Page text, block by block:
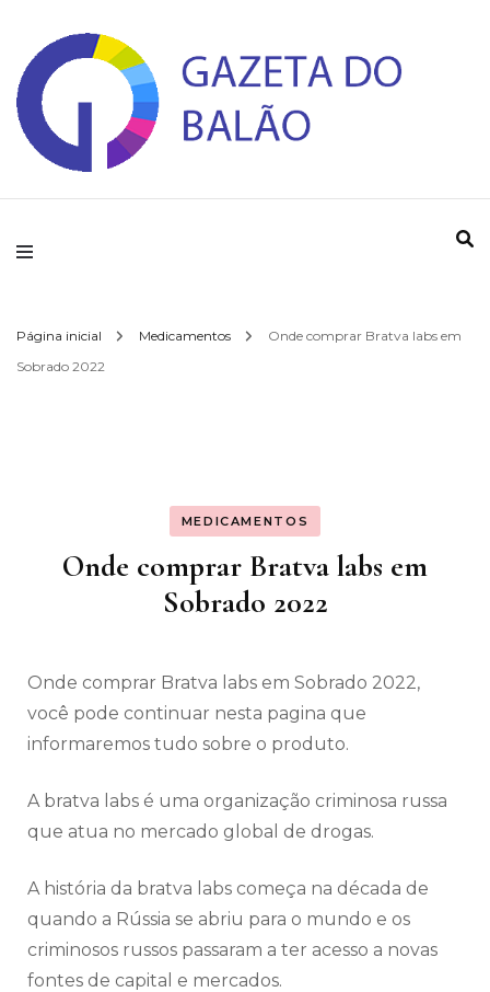
Gazeta do Balao
Página inicial Medicamentos
Onde comprar Bratva labs em
Sobrado 2022
MEDICAMENTOS
Onde comprar Bratva labs em
Sobrado 2022
Onde comprar Bratva labs em Sobrado 2022,
você pode continuar nesta pagina que
informaremos tudo sobre o produto.
A bratva labs é uma organização criminosa russa
que atua no mercado global de drogas.
A história da bratva labs começa na década de
quando a Rússia se abriu para o mundo e os
criminosos russos passaram a ter acesso a novas
fontes de capital e mercados.